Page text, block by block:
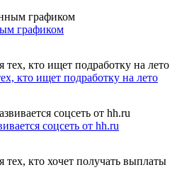
графиком
кто ищет подработку на лето
соцсеть от hh.ru